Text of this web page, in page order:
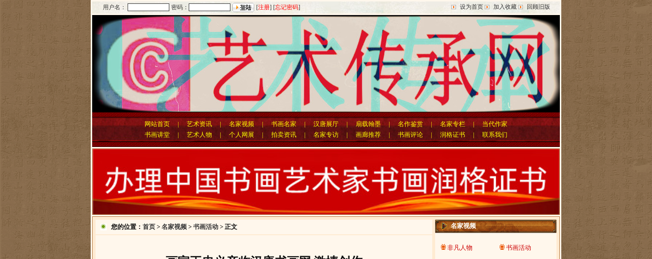
用户名： 密码： [注册] [忘记密码] 设为首页 加入收藏 回顾旧版
网站首页 |艺术资讯 |名家视频 |书画名家 |汉唐展厅 |扇载翰墨 |名作鉴赏 |名家专栏 | 当代作家
书画讲堂
| 艺术人物 | 个人网展 | 拍卖资讯 | 名家专访 | 画廊推荐 | 书画评论 | 润格证书 | 联系我们
您的位置： 首页 > 名家视频 > 书画活动 > 正文 名家视频
非凡人物 书画活动